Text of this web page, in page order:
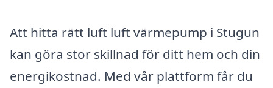
Att hitta rätt luft luft värmepump i Stugun
kan göra stor skillnad för ditt hem och din
energikostnad. Med vår plattform får du